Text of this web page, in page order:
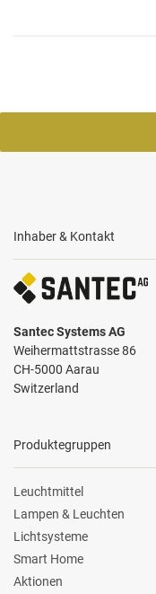
Inhaber & Kontakt
Santec Systems AG
Weihermattstrasse 86
CH-5000 Aarau
Switzerland
Produktegruppen
Leuchtmittel
Lampen & Leuchten
Lichtsysteme
Smart Home
Aktionen